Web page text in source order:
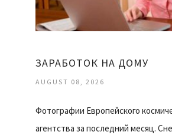
ЗАРАБОТОК НА ДОМУ
AUGUST 08, 2026
Фотографии Европейского
агентства за последний месяц.